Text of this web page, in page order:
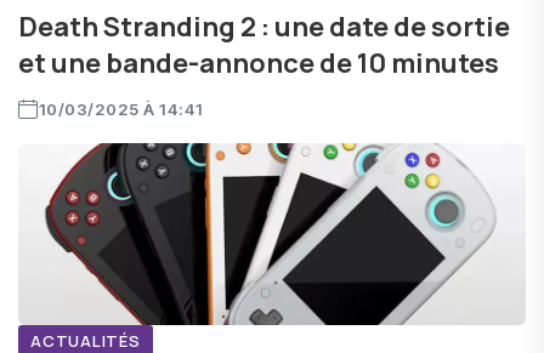
Death Stranding 2 : une date de sortie
et une bande-annonce de 10 minutes
10/03/2025 À 14:41
ACTUALITÉS